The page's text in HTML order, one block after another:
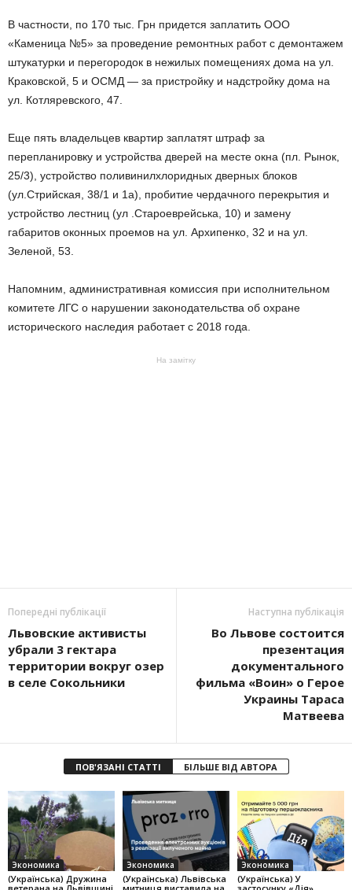
В частности, по 170 тыс. Грн придется заплатить ООО
«Каменица №5» за проведение ремонтных работ с демонтажем
штукатурки и перегородок в нежилых помещениях дома на ул.
Краковской, 5 и ОСМД — за пристройку и надстройку дома на
ул. Котляревского, 47.
Еще пять владельцев квартир заплатят штраф за
перепланировку и устройства дверей на месте окна (пл. Рынок,
25/3), устройство поливинилхлоридных дверных блоков
(ул.Стрийская, 38/1 и 1а), пробитие чердачного перекрытия и
устройство лестниц (ул .Староеврейська, 10) и замену
габаритов оконных проемов на ул. Архипенко, 32 и на ул.
Зеленой, 53.
Напомним, административная комиссия при исполнительном
комитете ЛГС о нарушении законодательства об охране
исторического наследия работает с 2018 года.
На замітку
Попередні публікації
Львовские активисты
убрали 3 гектара
территории вокруг озер
в селе Сокольники
Наступна публікація
Во Львове состоится
презентация
документального
фильма «Воин» о Герое
Украины Тараса
Матвеева
ПОВ'ЯЗАНІ СТАТТІ БІЛЬШЕ ВІД АВТОРА
Экономика
(Українська) Дружина
Экономика
(Українська) Львівська
Экономика
(Українська) У